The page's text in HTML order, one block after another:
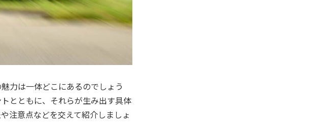
力は一体どこにあるのでしょう
とともに、それらが生み出す具体
注意点などを交えて紹介しましょ